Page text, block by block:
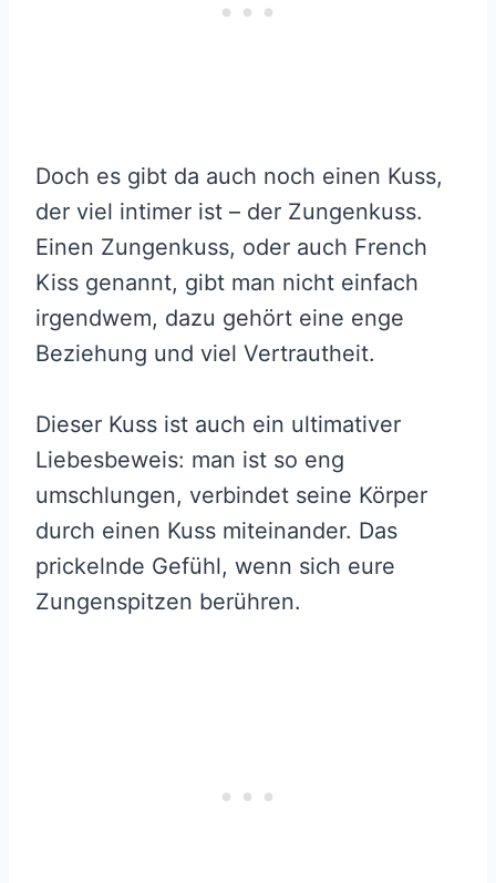
Doch es gibt da auch noch einen Kuss,
der viel intimer ist – der Zungenkuss.
Einen Zungenkuss, oder auch French
Kiss genannt, gibt man nicht einfach
irgendwem, dazu gehört eine enge
Beziehung und viel Vertrautheit.
Dieser Kuss ist auch ein ultimativer
Liebesbeweis: man ist so eng
umschlungen, verbindet seine Körper
durch einen Kuss miteinander. Das
prickelnde Gefühl, wenn sich eure
Zungenspitzen berühren.